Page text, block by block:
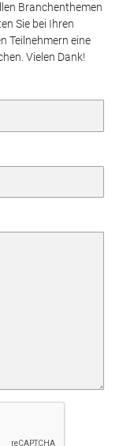
Branchenthemen
Sie bei Ihren
Teilnehmern eine
Vielen Dank!